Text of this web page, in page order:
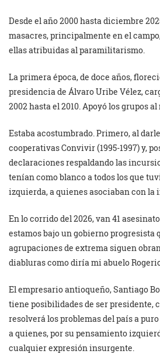
Desde el año 2000 hasta diciembre
masacres, principalmente en el
ellas atribuidas al paramilitarismo.
La primera época, de doce años,
presidencia de Álvaro Uribe Vélez,
2002 hasta el 2010. Apoyó los grupos
Estaba acostumbrado. Primero, al
cooperativas Convivir (1995-1997) y,
declaraciones respaldando las
tenían como blanco a todos los que
izquierda, a quienes asociaban con la
En lo corrido del 2026, van 41
estamos bajo un gobierno progresista
agrupaciones de extrema siguen
diabluras como diría mi abuelo
El empresario antioqueño, Santiago
tiene posibilidades de ser presidente,
resolverá los problemas del país a
a quienes, por su pensamiento
cualquier expresión insurgente.